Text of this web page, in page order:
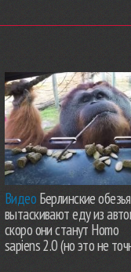
Видео Берлинские
вытаскивают еду из
скоро они станут Homo
sapiens 2.0 (но это не